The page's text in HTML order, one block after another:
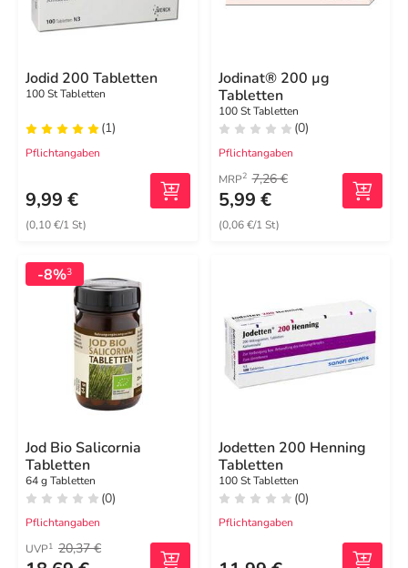
Jodid 200 Tabletten
100 St Tabletten
(1)
Pflichtangaben
9,99 €
(0,10 €/1 St)
Jodinat® 200 µg
Tabletten
100 St Tabletten
(0)
Pflichtangaben
MRP2 7,26 €
5,99 €
(0,06 €/1 St)
-8%3
Jod Bio Salicornia
Tabletten
64 g Tabletten
(0)
Pflichtangaben
UVP1 20,37 €
Jodetten 200 Henning
Tabletten
100 St Tabletten
(0)
Pflichtangaben